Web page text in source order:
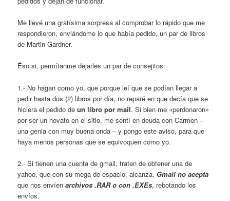
Me llevé una gratísima sorpresa al comprobar lo rápido que me
respondieron, enviándome lo que había pedido, un par de libros
de Martin Gardner.
Éso si, permítanme dejarles un par de consejitos:
1.- No hagan como yo, que porque leí que se podían llegar a
pedir hasta dos (2) libros por día, no reparé en que decía que se
hiciera el pedido deun libro por mail. Si bien me «perdonaron»
por ser un novato en el sitio, me sentí en deuda con Carmen –
una genia con muy buena onda – y pongo este aviso, para que
haya menos personas que se equivoquen como yo.
2.- Si tienen una cuenta de gmail, traten de obtener una de
yahoo, que con su mega de espacio, alcanza. Gmail no acepta
que nos envíenarchivos .RAR o con .EXEs, rebotando los
envíos.